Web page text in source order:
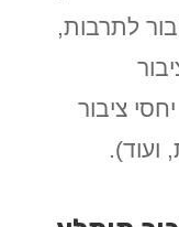
לתרבות,
ציבור
ועוד).